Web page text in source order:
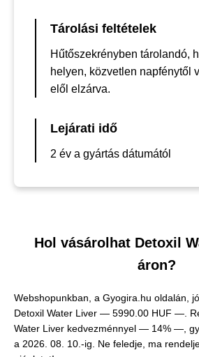
Tárolási feltételek
Hűtőszekrényben tárolandó,
helyen, közvetlen napfénytől
elől elzárva.
Lejárati idő
2 év a gyártás dátumától
Hol vásárolhat Detoxil
áron?
Webshopunkban, a Gyogira.hu oldalán,
Detoxil Water Liver — 5990.00 HUF — .
Water Liver kedvezménnyel — 14% —,
a 2026. 08. 10.-ig. Ne feledje, ma